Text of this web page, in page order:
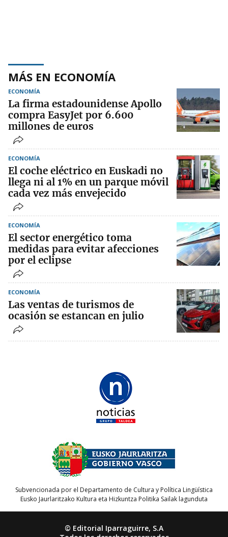
MÁS EN ECONOMÍA
ECONOMÍA
La firma estadounidense Apollo
compra EasyJet por 6.600
millones de euros
ECONOMÍA
El coche eléctrico en Euskadi no
llega ni al 1% en un parque móvil
cada vez más envejecido
ECONOMÍA
El sector energético toma
medidas para evitar afecciones
por el eclipse
ECONOMÍA
Las ventas de turismos de
ocasión se estancan en julio
Subvencionada por el Departamento de Cultura y Política Lingüística
Eusko Jaurlaritzako Kultura eta Hizkuntza Politika Sailak lagunduta
© Editorial Iparraguirre, S.A